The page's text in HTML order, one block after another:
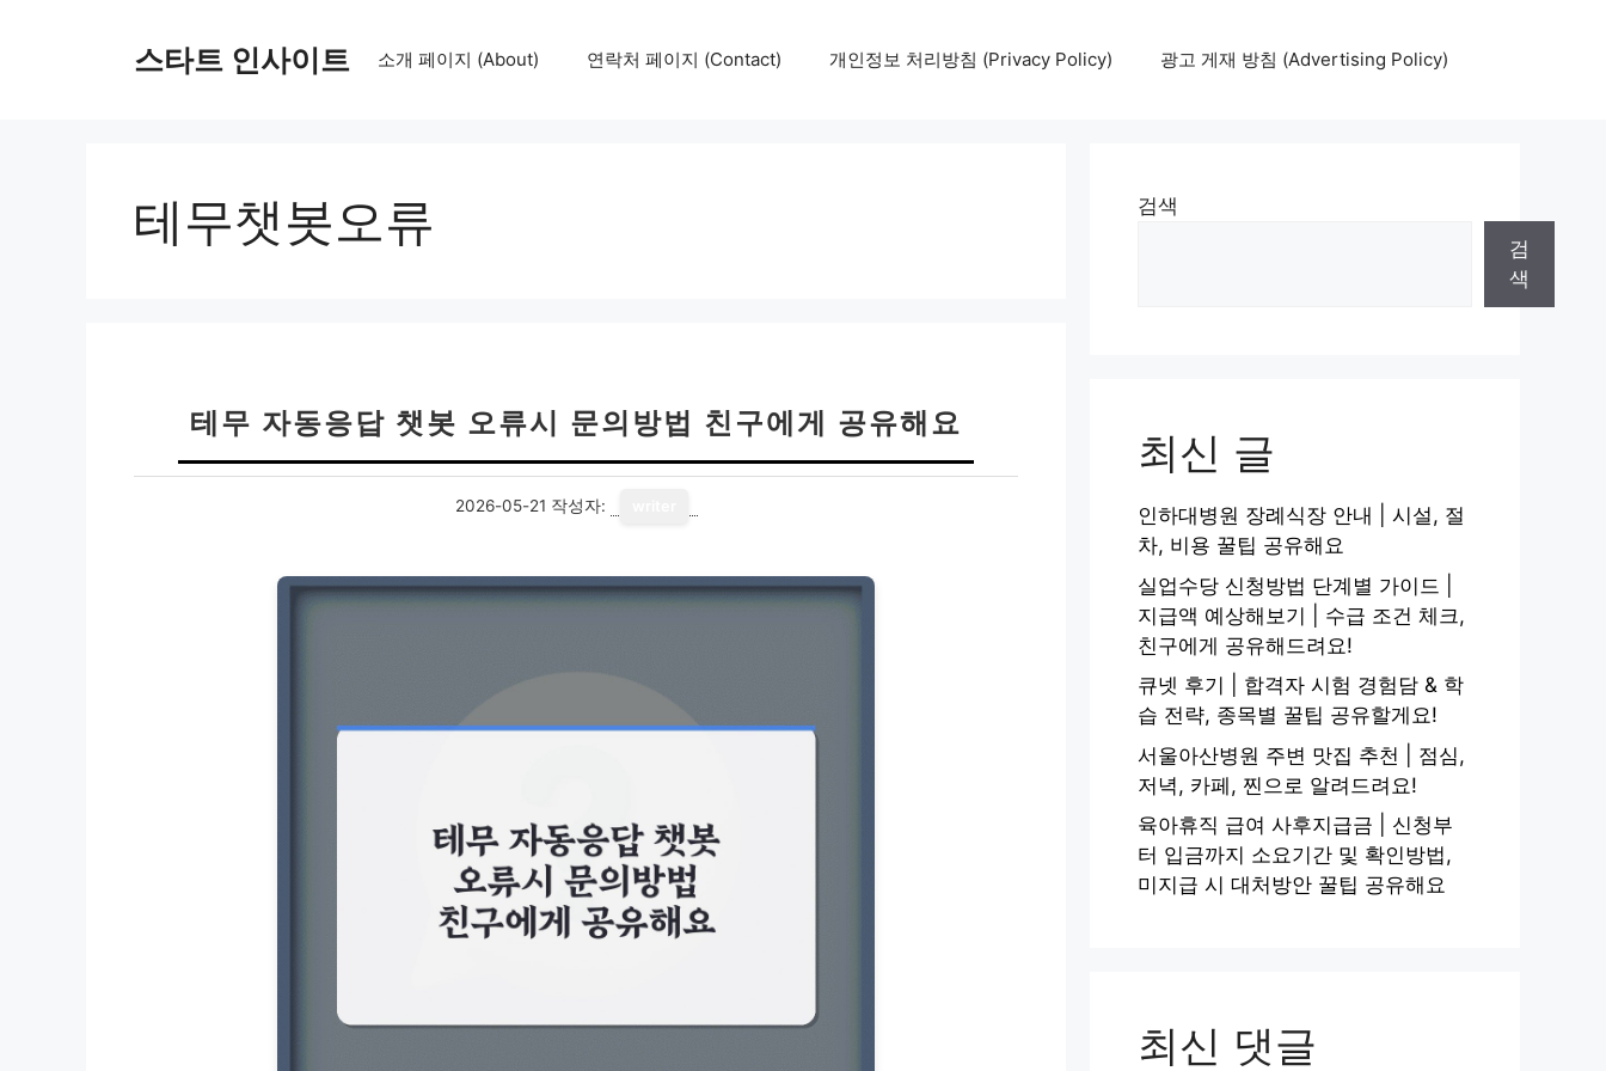
스타트 인사이트 소개 페이지 (About) 연락처 페이지 (Contact) 개인정보 처리방침 (Privacy Policy) 광고 게재 방침 (Advertising Policy)
테무챗봇오류
테무 자동응답 챗봇 오류시 문의방법 친구에게 공유해요
2026-05-21 작성자:
검색
검
색
최신 글
인하대병원 장례식장 안내 | 시설, 절
차, 비용 꿀팁 공유해요
실업수당 신청방법 단계별 가이드 |
지급액 예상해보기 | 수급 조건 체크,
친구에게 공유해드려요!
큐넷 후기 | 합격자 시험 경험담 & 학
습 전략, 종목별 꿀팁 공유할게요!
서울아산병원 주변 맛집 추천 | 점심,
저녁, 카페, 찐으로 알려드려요!
육아휴직 급여 사후지급금 | 신청부
터 입금까지 소요기간 및 확인방법,
미지급 시 대처방안 꿀팁 공유해요
최신 댓글